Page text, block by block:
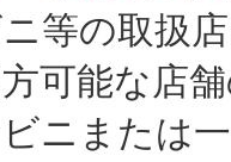
等の取扱
可能な店
または一